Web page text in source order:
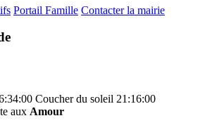
Portail Famille Contacter la mairie
Coucher du soleil 21:16:00
aux Amour